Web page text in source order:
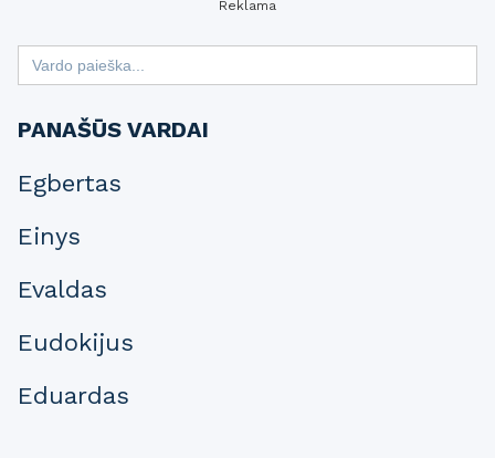
Reklama
Search
for:
PANAŠŪS VARDAI
Egbertas
Einys
Evaldas
Eudokijus
Eduardas